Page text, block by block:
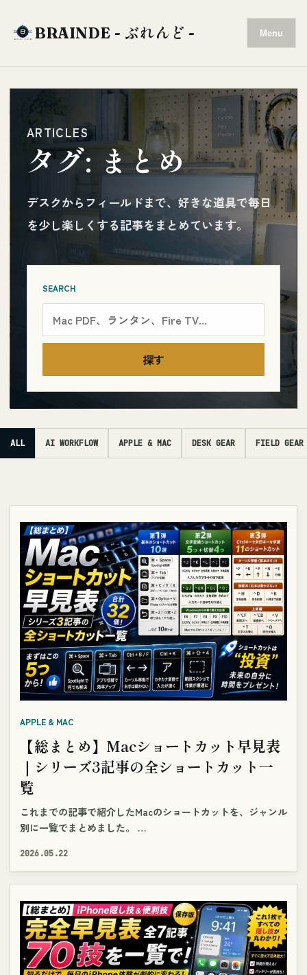
BRAINDE - ぶれんど - Menu
ARTICLES
タグ:まとめ
デスクからフィールドまで、好きな道具で毎日
を少し楽しくする記事をまとめています。
SEARCH
探す
ALL AI WORKFLOW APPLE & MAC DESK GEAR FIELD GEAR
APPLE & MAC
【総まとめ】Macショートカット早見表
｜シリーズ3記事の全ショートカット一
覧
これまでの記事で紹介したMacのショートカットを、ジャンル
別に一覧でまとめました。 …
2026.05.22